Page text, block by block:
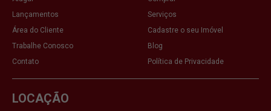
Lançamentos
Serviços
Área do Cliente
Cadastre o seu Imóvel
Trabalhe Conosco
Blog
Contato
Política de Privacidade
LOCAÇÃO